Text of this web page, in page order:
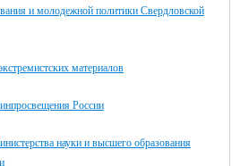
и молодежной политики Свердловской
материалов
России
науки и высшего образования